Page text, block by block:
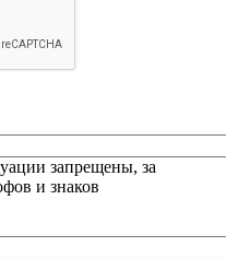
запрещены, за
и знаков